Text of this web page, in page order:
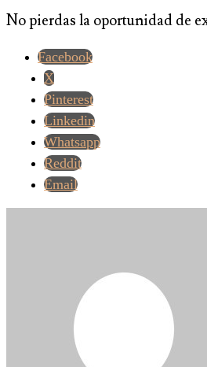
No pierdas la oportunidad de
Facebook
X
Pinterest
Linkedin
Whatsapp
Reddit
Email